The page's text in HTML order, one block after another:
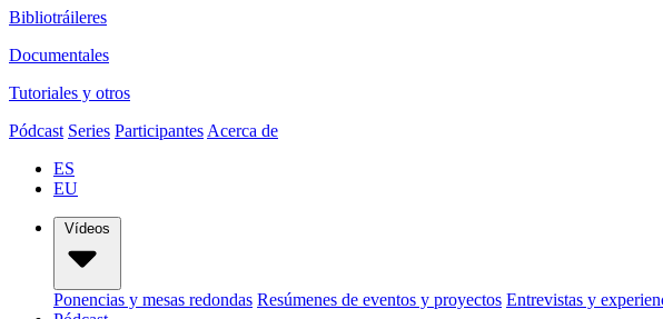
Bibliotráileres
Documentales
Tutoriales y otros
Pódcast Series Participantes Acerca de
ES
EU
Vídeos
Ponencias y mesas redondas Resúmenes de eventos y proyectos Entrevistas y